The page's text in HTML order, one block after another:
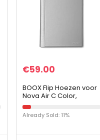
€59.00
BOOX Flip Hoezen voor
Nova Air C Color,
Beschermende Hoes
Magnetische
Beschermhoes Pagina-
Already Sold: 11%